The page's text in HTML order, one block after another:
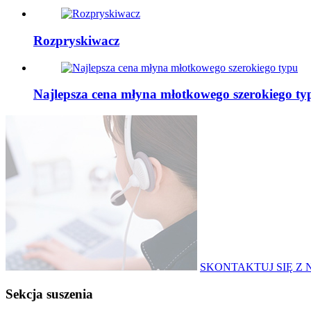
Rozpryskiwacz
Najlepsza cena młyna młotkowego szerokiego
SKONTAKTUJ SIĘ Z
Sekcja suszenia